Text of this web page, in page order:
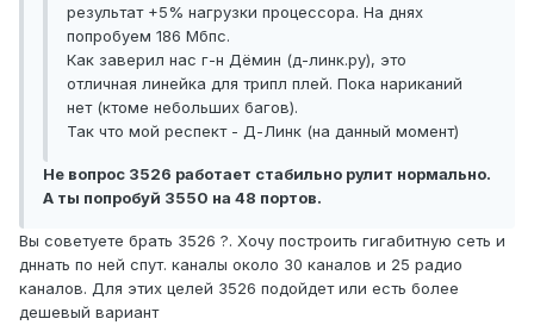
результат +5% нагрузки процессора. На днях
попробуем 186 Мбпс.
Как заверил нас г-н Дёмин (д-линк.ру), это
отличная линейка для трипл плей. Пока нариканий
нет (ктоме небольших багов).
Так что мой респект - Д-Линк (на данный момент)
Не вопрос 3526 работает стабильно рулит нормально.
А ты попробуй 3550 на 48 портов.
Вы советуете брать 3526 ?. Хочу построить гигабитную сеть и
дннать по ней спут. каналы около 30 каналов и 25 радио
каналов. Для этих целей 3526 подойдет или есть более
дешевый вариант